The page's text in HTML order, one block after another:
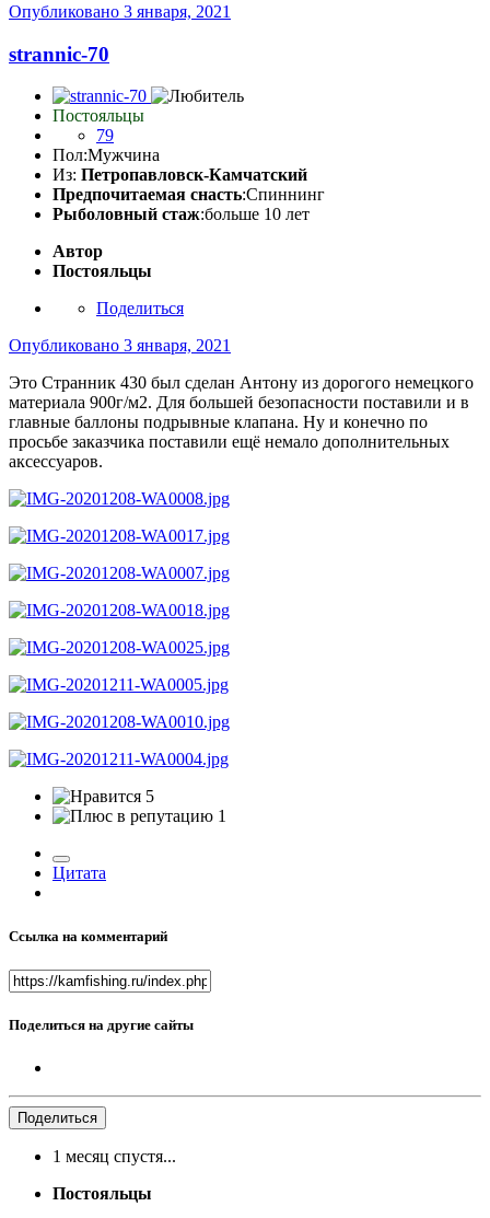
Опубликовано 3 января, 2021
strannic-70
Постояльцы
79
Пол:Мужчина
Из: Петропавловск-Камчатский
Предпочитаемая снасть:Спиннинг
Рыболовный стаж:больше 10 лет
Автор
Постояльцы
Поделиться
Опубликовано 3 января, 2021
Это Странник 430 был сделан Антону из дорогого немецкого
материала 900г/м2. Для большей безопасности поставили и в
главные баллоны подрывные клапана. Ну и конечно по
просьбе заказчика поставили ещё немало дополнительных
аксессуаров.
5
1
Цитата
Ссылка на комментарий
Поделиться на другие сайты
Поделиться
1 месяц спустя...
Постояльцы